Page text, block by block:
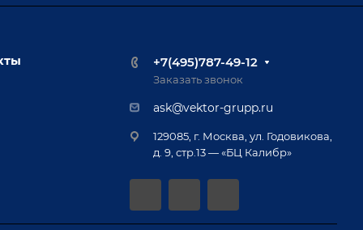
+7(495)787-49-12
Заказать звонок
ask@vektor-grupp.ru
129085, г. Москва, ул. Годовикова,
д. 9, стр.13 — «БЦ Калибр»